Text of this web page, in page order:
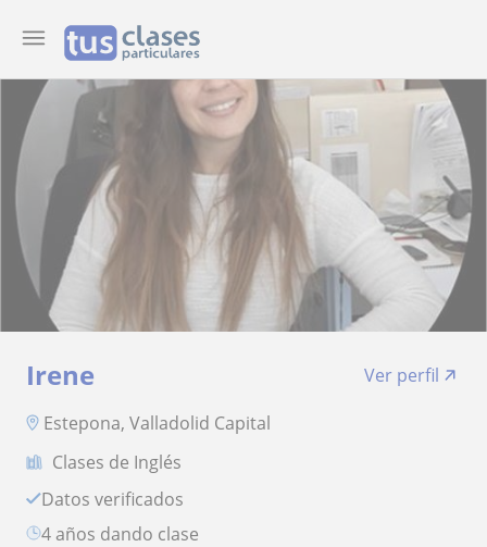
Irene
Ver perfil
Estepona, Valladolid Capital
Clases de Inglés
Datos verificados
4 años dando clase